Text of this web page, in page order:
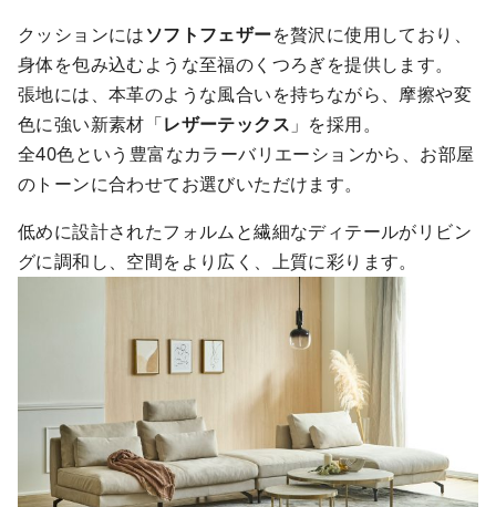
クッションにはソフトフェザーを贅沢に使用しており、
身体を包み込むような至福のくつろぎを提供します。
張地には、本革のような風合いを持ちながら、摩擦や変
色に強い新素材「レザーテックス 」を採用。
全40色という豊富なカラーバリエーションから、お部屋
のトーンに合わせてお選びいただけます。
低めに設計されたフォルムと繊細なディテールがリビン
グに調和し、空間をより広く、上質に彩ります。